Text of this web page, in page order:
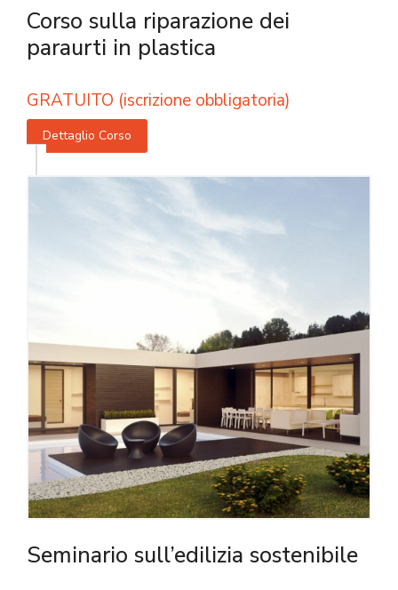
Corso sulla riparazione dei
paraurti in plastica
GRATUITO (iscrizione obbligatoria)
Dettaglio Corso
Seminario sull’edilizia sostenibile